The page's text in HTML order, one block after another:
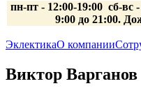
пн-пт - 12:00-19:00 сб-вс
9:00 до 21:00.
ЭклектикаО компании
Виктор Варганов